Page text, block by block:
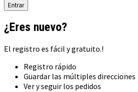
¿Eres nuevo?
El registro es fácil y gratuito.!
Registro rápido
Guardar las múltiples direcciones
Ver y seguir los pedidos